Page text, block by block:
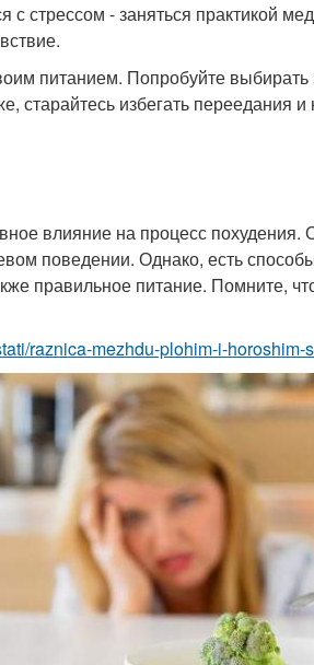
стрессом - заняться практикой
питанием. Попробуйте
старайтесь избегать переедания
влияние на процесс
поведении. Однако, есть способы
правильное питание. Помните,
raznica-mezhdu-plohim-i-